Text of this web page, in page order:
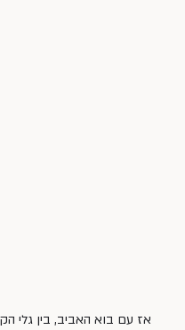
אז עם בוא האביב, בין גלי